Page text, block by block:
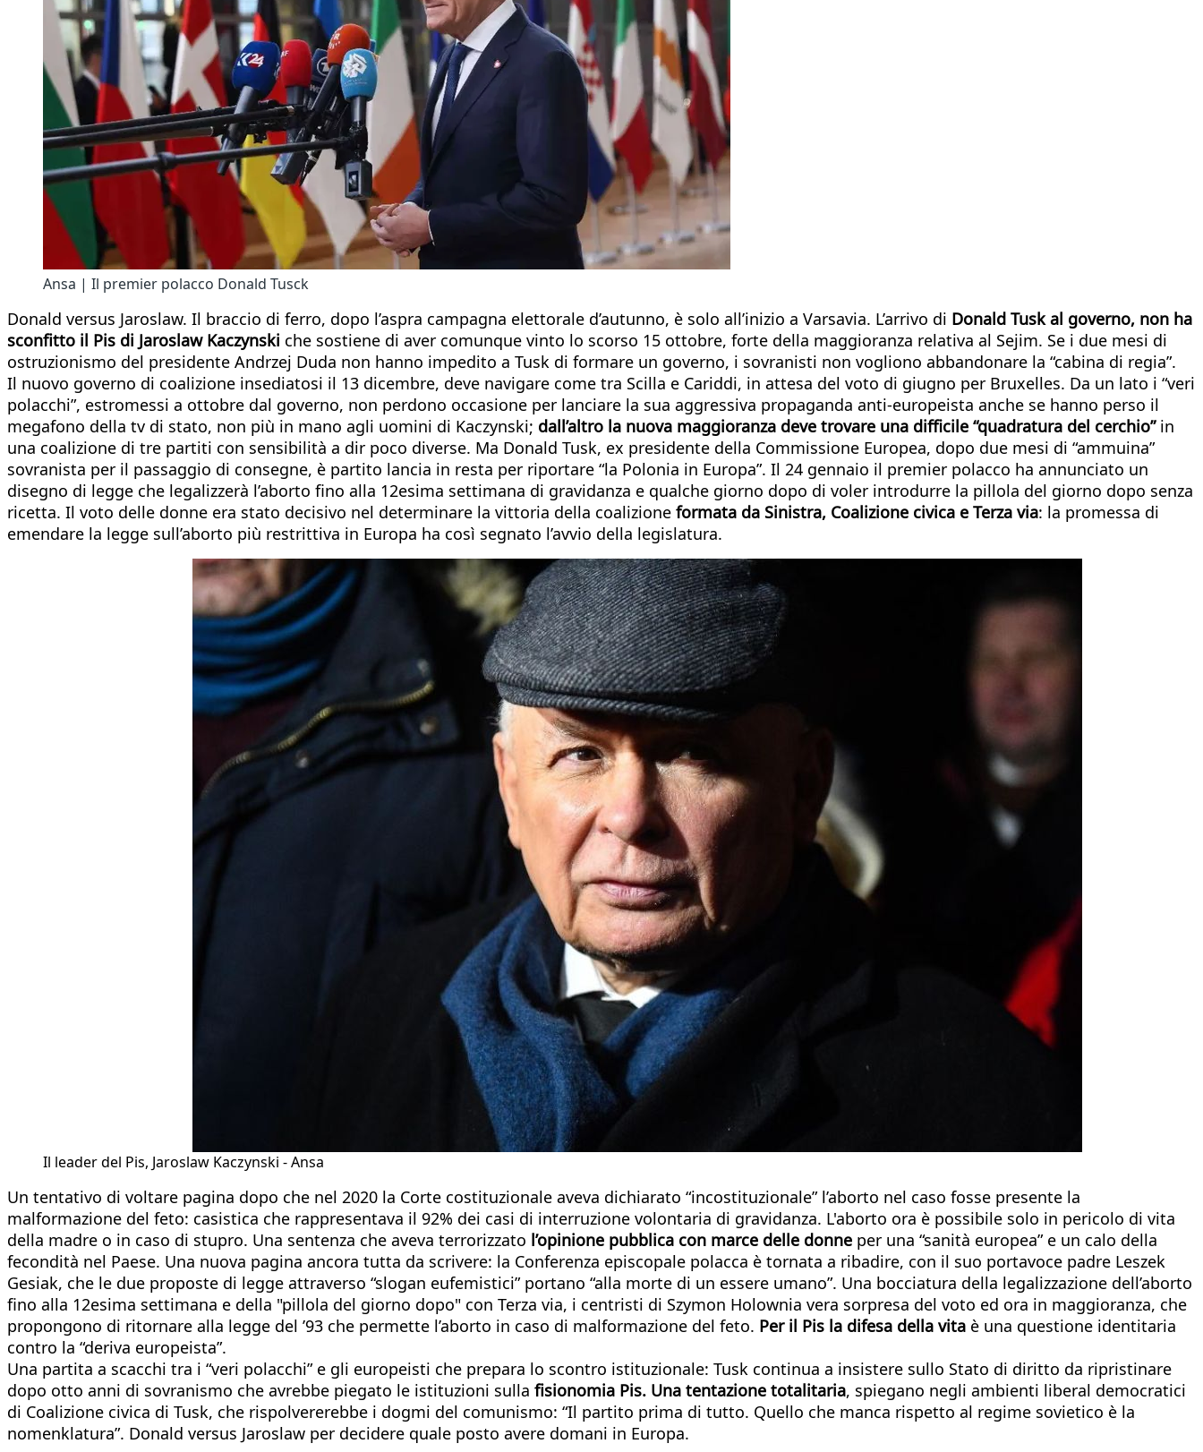
Ansa | Il premier polacco Donald Tusck
Donald versus Jaroslaw. Il braccio di ferro, dopo l’aspra campagna elettorale d’autunno, è solo all’inizio a Varsavia. L’arrivo di Donald Tusk al governo, non ha
sconfitto il Pis di Jaroslaw Kaczynski che sostiene di aver comunque vinto lo scorso 15 ottobre, forte della maggioranza relativa al Sejim. Se i due mesi di
ostruzionismo del presidente Andrzej Duda non hanno impedito a Tusk di formare un governo, i sovranisti non vogliono abbandonare la “cabina di regia”.
Il nuovo governo di coalizione insediatosi il 13 dicembre, deve navigare come tra Scilla e Cariddi, in attesa del voto di giugno per Bruxelles. Da un lato i “veri
polacchi”, estromessi a ottobre dal governo, non perdono occasione per lanciare la sua aggressiva propaganda anti-europeista anche se hanno perso il
megafono della tv di stato, non più in mano agli uomini di Kaczynski; dall’altro la nuova maggioranza deve trovare una difficile “quadratura del cerchio” in
una coalizione di tre partiti con sensibilità a dir poco diverse. Ma Donald Tusk, ex presidente della Commissione Europea, dopo due mesi di “ammuina”
sovranista per il passaggio di consegne, è partito lancia in resta per riportare “la Polonia in Europa”. Il 24 gennaio il premier polacco ha annunciato un
disegno di legge che legalizzerà l’aborto fino alla 12esima settimana di gravidanza e qualche giorno dopo di voler introdurre la pillola del giorno dopo senza
ricetta. Il voto delle donne era stato decisivo nel determinare la vittoria della coalizione formata da Sinistra, Coalizione civica e Terza via: la promessa di
emendare la legge sull’aborto più restrittiva in Europa ha così segnato l’avvio della legislatura.
Il leader del Pis, Jaroslaw Kaczynski - Ansa
Un tentativo di voltare pagina dopo che nel 2020 la Corte costituzionale aveva dichiarato “incostituzionale” l’aborto nel caso fosse presente la
malformazione del feto: casistica che rappresentava il 92% dei casi di interruzione volontaria di gravidanza. L'aborto ora è possibile solo in pericolo di vita
della madre o in caso di stupro. Una sentenza che aveva terrorizzato l’opinione pubblica con marce delle donne per una “sanità europea” e un calo della
fecondità nel Paese. Una nuova pagina ancora tutta da scrivere: la Conferenza episcopale polacca è tornata a ribadire, con il suo portavoce padre Leszek
Gesiak, che le due proposte di legge attraverso “slogan eufemistici” portano “alla morte di un essere umano”. Una bocciatura della legalizzazione dell’aborto
fino alla 12esima settimana e della "pillola del giorno dopo" con Terza via, i centristi di Szymon Holownia vera sorpresa del voto ed ora in maggioranza, che
propongono di ritornare alla legge del ’93 che permette l’aborto in caso di malformazione del feto. Per il Pis la difesa della vita è una questione identitaria
contro la “deriva europeista”.
Una partita a scacchi tra i “veri polacchi” e gli europeisti che prepara lo scontro istituzionale: Tusk continua a insistere sullo Stato di diritto da ripristinare
dopo otto anni di sovranismo che avrebbe piegato le istituzioni sulla fisionomia Pis. Una tentazione totalitaria, spiegano negli ambienti liberal democratici
di Coalizione civica di Tusk, che rispolvererebbe i dogmi del comunismo: “Il partito prima di tutto. Quello che manca rispetto al regime sovietico è la
nomenklatura”. Donald versus Jaroslaw per decidere quale posto avere domani in Europa.